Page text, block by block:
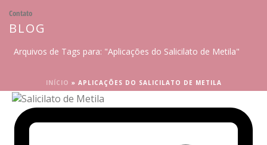
Contato
BLOG
Arquivos de Tags para: "Aplicações do Salicilato de Metila"
INÍCIO » APLICAÇÕES DO SALICILATO DE METILA